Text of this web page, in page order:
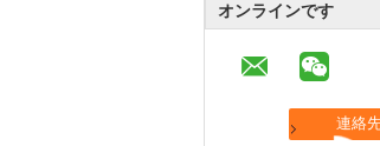
オンラインです